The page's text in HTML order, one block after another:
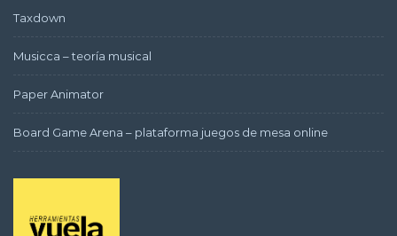
Taxdown
Musicca – teoría musical
Paper Animator
Board Game Arena – plataforma juegos de mesa online